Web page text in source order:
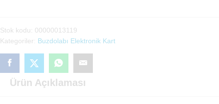
(4113T)
adet
Stok kodu: 00000013119
Kategoriler: Buzdolabı Elektronik Kart
Ürün Açıklaması